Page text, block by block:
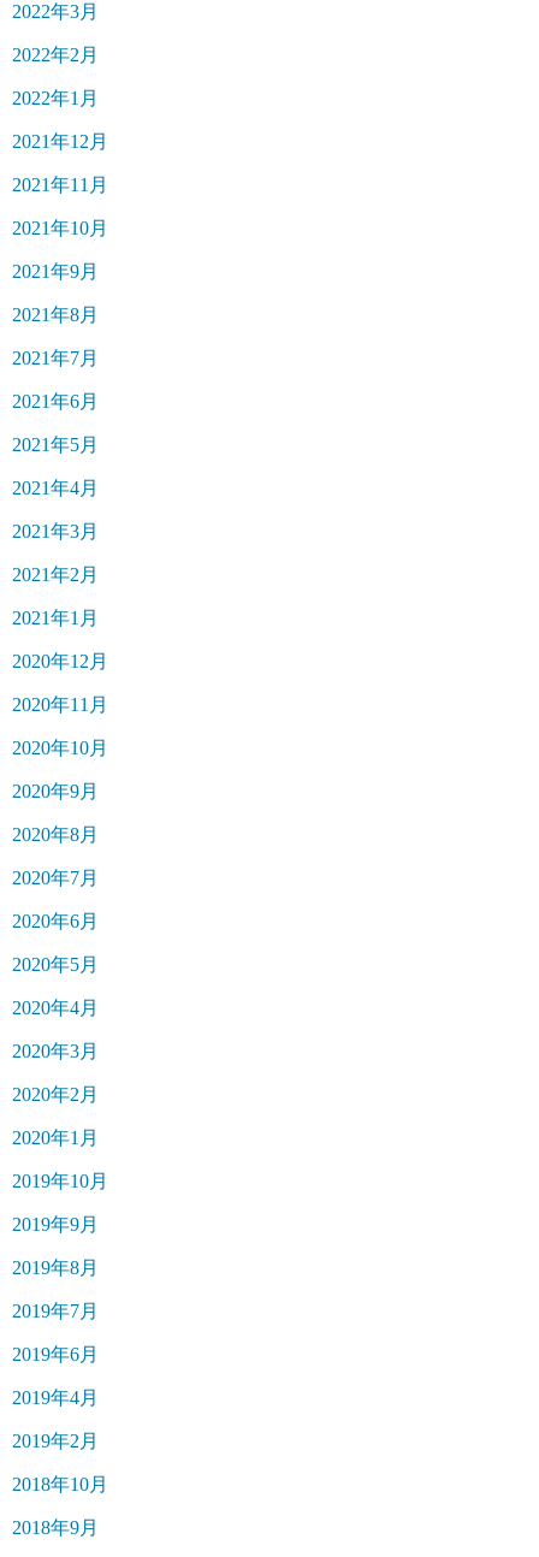
2022年3月
2022年2月
2022年1月
2021年12月
2021年11月
2021年10月
2021年9月
2021年8月
2021年7月
2021年6月
2021年5月
2021年4月
2021年3月
2021年2月
2021年1月
2020年12月
2020年11月
2020年10月
2020年9月
2020年8月
2020年7月
2020年6月
2020年5月
2020年4月
2020年3月
2020年2月
2020年1月
2019年10月
2019年9月
2019年8月
2019年7月
2019年6月
2019年4月
2019年2月
2018年10月
2018年9月